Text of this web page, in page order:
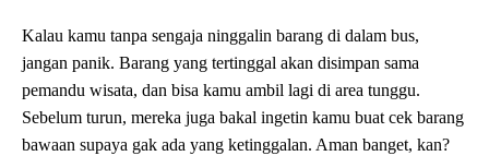
Kalau kamu tanpa sengaja ninggalin barang di dalam bus,
jangan panik. Barang yang tertinggal akan disimpan sama
pemandu wisata, dan bisa kamu ambil lagi di area tunggu.
Sebelum turun, mereka juga bakal ingetin kamu buat cek barang
bawaan supaya gak ada yang ketinggalan. Aman banget, kan?